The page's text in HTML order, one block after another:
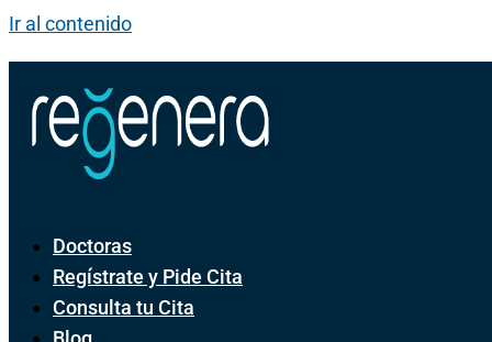
Ir al contenido
Doctoras
Regístrate y Pide Cita
Consulta tu Cita